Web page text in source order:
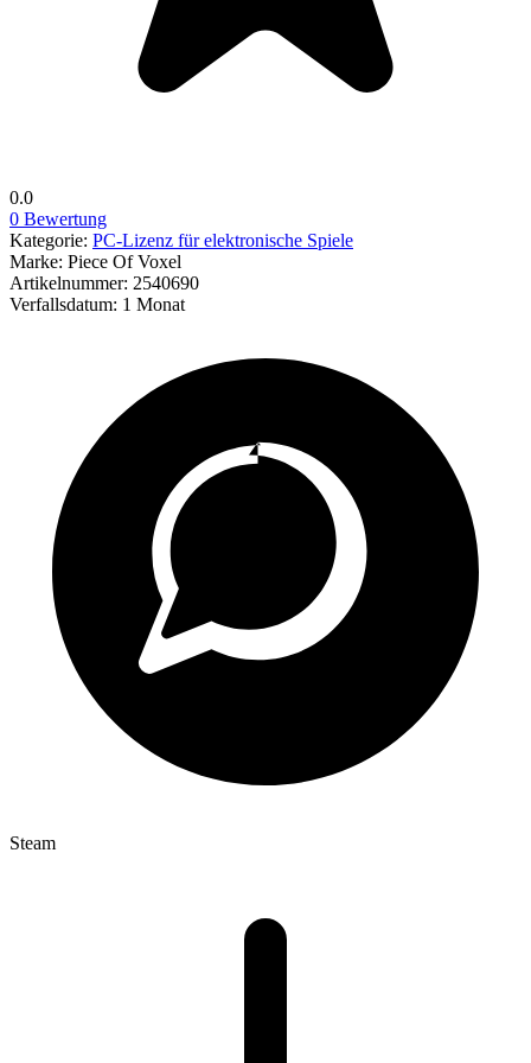
0.0
0 Bewertung
Kategorie: PC-Lizenz für elektronische Spiele
Marke: Piece Of Voxel
Artikelnummer: 2540690
Verfallsdatum: 1 Monat
Steam